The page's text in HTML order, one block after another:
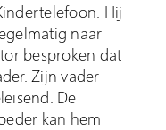
Hij
naar
besproken dat
Zijn vader
De
kan hem